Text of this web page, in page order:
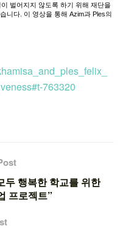
이 벌어지지 않도록 하기 위해 재단을
니다 이 영상을 통해 Azim과 Ples의
763320
두 행복한 학교를 위한
프로젝트”